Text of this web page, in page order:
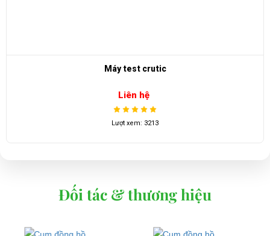
Máy test crutic
Liên hệ
Lượt xem: 3213
Đối tác & thương hiệu